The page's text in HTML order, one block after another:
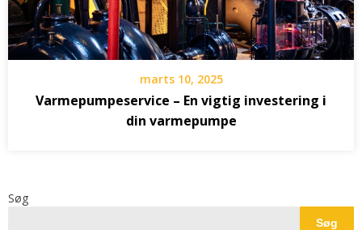
marts 10, 2025
Varmepumpeservice – En vigtig investering i
din varmepumpe
Søg
Søg